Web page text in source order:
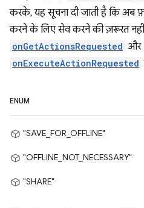
करके, यह सूचना दी जाती है कि
करने के लिए सेव करने की ज़रूरत
onGetActionsRequested और
onExecuteActionRequested
ENUM
"SAVE_FOR_OFFLINE"
"OFFLINE_NOT_NECESSARY"
"SHARE"